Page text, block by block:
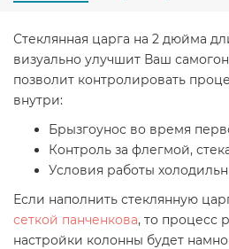
Стеклянная царга на 2 дюйма
визуально улучшит Ваш
позволит контролировать
внутри:
Брызгоунос во время
Контроль за флегмой,
Условия работы
Если наполнить стеклянную
сеткой панченкова, то процесс
настройки колонны будет